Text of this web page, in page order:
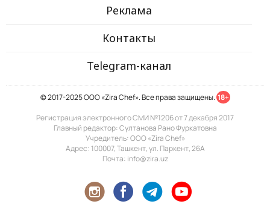
Реклама
Контакты
Telegram-канал
© 2017-2025 ООО «Zira Chef». Все права защищены. 18+
Регистрация электронного СМИ №1206 от 7 декабря 2017
Главный редактор: Султанова Рано Фуркатовна
Учредитель: ООО «Zira Chef»
Адрес: 100007, Ташкент, ул. Паркент, 26А
Почта: info@zira.uz